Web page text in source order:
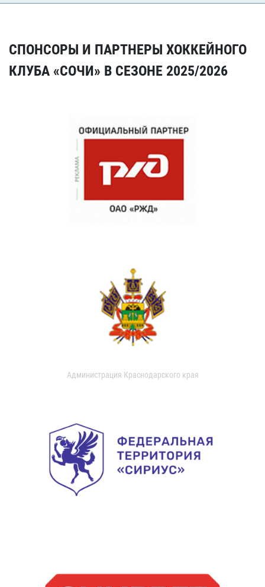
СПОНСОРЫ И ПАРТНЕРЫ ХОККЕЙНОГО
КЛУБА «СОЧИ» В СЕЗОНЕ 2025/2026
Администрация Краснодарского края